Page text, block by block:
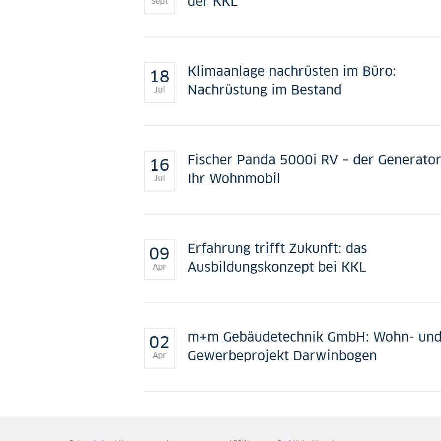
18
Jul
Klimaanlage nachrüsten im Büro:
Nachrüstung im Bestand
16
Jul
Fischer Panda 5000i RV – der
Ihr Wohnmobil
09
Apr
Erfahrung trifft Zukunft: das
Ausbildungskonzept bei KKL
02
Apr
m+m Gebäudetechnik GmbH: Wohn-
Gewerbeprojekt Darwinbogen